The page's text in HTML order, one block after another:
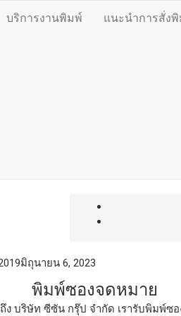
บริการงานพิมพ์ แนะนำการสั่ง
มิถุนายน 6, 2023
พิมพ์ซองจดหมาย
บริษัท ซีซัน กรุ๊ป จำกัด เรารับพิมพ์ซ